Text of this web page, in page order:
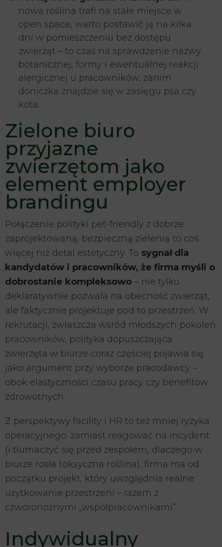
nowa roślina trafi na stałe miejsce w
open space, warto postawić ją na kilka
dni w pomieszczeniu bez dostępu
zwierząt – to czas na sprawdzenie nazwy
botanicznej, formy i ewentualnej reakcji
alergicznej u pracowników, zanim
doniczka znajdzie się w zasięgu psa czy
kota.
Zielone biuro
przyjazne
zwierzętom jako
element employer
brandingu
Połączenie polityki pet-friendly z dobrze
zaprojektowaną, bezpieczną zielenią to coś
więcej niż detal estetyczny. To sygnał dla
kandydatów i pracowników, że firma myśli o
dobrostanie kompleksowo – nie tylko
deklaratywnie pozwala na obecność zwierząt,
ale faktycznie projektuje pod to przestrzeń. W
rekrutacji, zwłaszcza wśród młodszych pokoleń
pracowników, polityka dopuszczająca
zwierzęta w biurze coraz częściej pojawia się
jako argument przy wyborze pracodawcy –
obok elastyczności czasu pracy czy benefitów
zdrowotnych.
Z perspektywy facility i HR to też mniej ryzyka
operacyjnego: zamiast reagować na incydent
(i tłumaczyć się przed zespołem, dlaczego w
biurze rosła toksyczna roślina), firma ma od
początku projekt, który uwzględnia realne
użytkowanie przestrzeni – razem z
czworonożnymi „współpracownikami”.
Indywidualny